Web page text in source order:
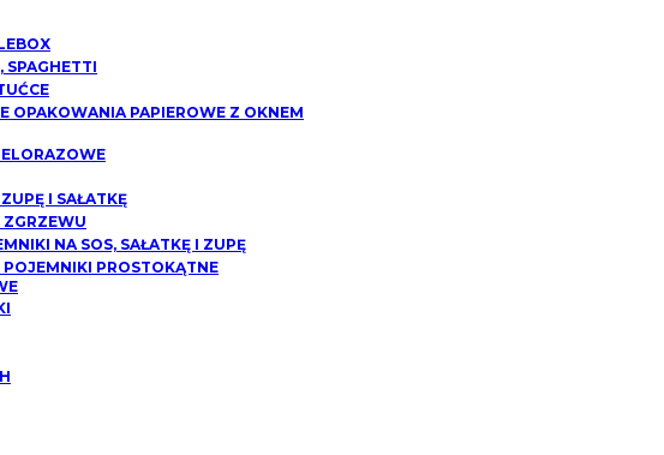
SPAGHETTI
OPAKOWANIA PAPIEROWE Z OKNEM
I SAŁATKĘ
NA SOS, SAŁATKĘ I ZUPĘ
PROSTOKĄTNE